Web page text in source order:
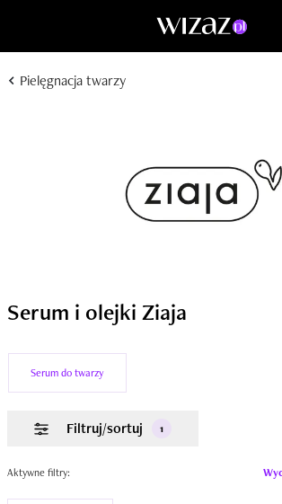
Pielęgnacja twarzy
Serum i olejki Ziaja
Serum do twarzy
Filtruj/sortuj 1
Aktywne filtry: